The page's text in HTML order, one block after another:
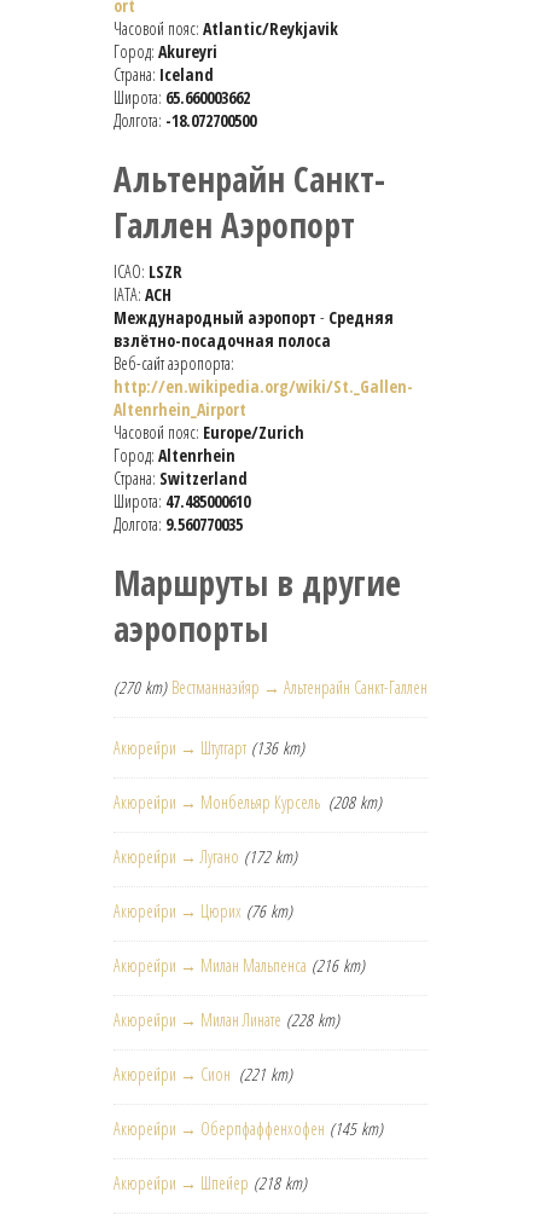
ort
Часовой пояс: Atlantic/Reykjavik
Город: Akureyri
Страна: Iceland
Широта: 65.660003662
Долгота: -18.072700500
Альтенрайн Санкт-
Галлен Аэропорт
ICAO: LSZR
IATA: ACH
Международный аэропорт - Средняя
взлётно-посадочная полоса
Веб-сайт аэропорта:
http://en.wikipedia.org/wiki/St._Gallen-
Altenrhein_Airport
Часовой пояс: Europe/Zurich
Город: Altenrhein
Страна: Switzerland
Широта: 47.485000610
Долгота: 9.560770035
Маршруты в другие
аэропорты
(270 km) Вестманнаэйяр → Альтенрайн Санкт-Галлен
Акюрейри → Штутгарт (136 km)
Акюрейри → Монбельяр Курсель (208 km)
Акюрейри → Лугано (172 km)
Акюрейри → Цюрих (76 km)
Акюрейри → Милан Мальпенса (216 km)
Акюрейри → Милан Линате (228 km)
Акюрейри → Сион (221 km)
Акюрейри → Оберпфаффенхофен (145 km)
Акюрейри → Шпейер (218 km)